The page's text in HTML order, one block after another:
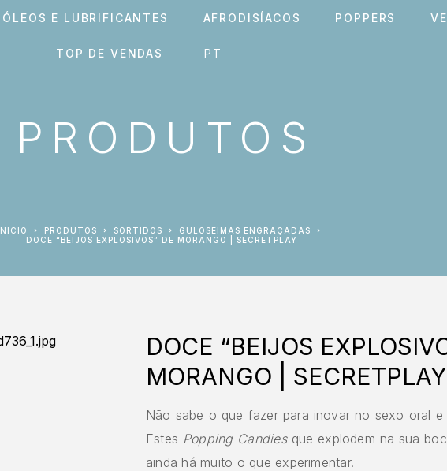
ÓLEOS E LUBRIFICANTES AFRODISÍACOS POPPERS
TOP DE VENDAS
PRODUTOS
INÍCIO PRODUTOS SORTIDOS
GULOSEIMAS ENGRAÇADAS
DOCE “BEIJOS EXPLOSIVOS” DE MORANGO | SECRETPLAY
DOCE “BEIJOS
MORANGO | SECRETPLAY
Não sabe o que fazer para inovar no sexo oral
Estes Popping Candiesque explodem na sua
ainda há muito o que experimentar.